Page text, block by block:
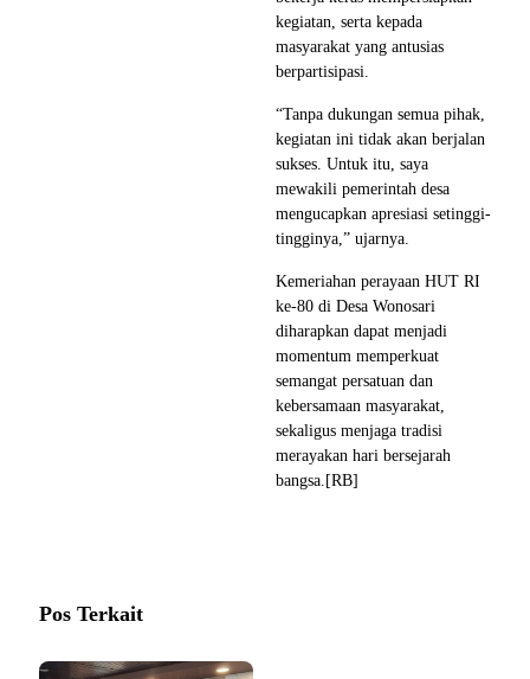
kegiatan, serta kepada
masyarakat yang antusias
berpartisipasi.
“Tanpa dukungan semua pihak,
kegiatan ini tidak akan berjalan
sukses. Untuk itu, saya
mewakili pemerintah desa
mengucapkan apresiasi setinggi-
tingginya,” ujarnya.
Kemeriahan perayaan HUT RI
ke-80 di Desa Wonosari
diharapkan dapat menjadi
momentum memperkuat
semangat persatuan dan
kebersamaan masyarakat,
sekaligus menjaga tradisi
merayakan hari bersejarah
bangsa.[RB]
Pos Terkait